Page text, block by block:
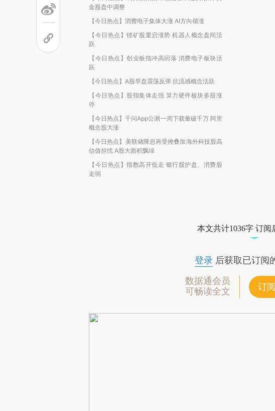
金股盘中调整
【今日热点】消费电子集体大涨 AI方向领涨
【今日热点】锂矿股重启涨势 机器人概念盘间活
跃
【今日热点】创业板指冲高回落 消费电子板块活
跃
【今日热点】A股早盘震荡反弹 抗流感概念活跃
【今日热点】股指集体走强 算力硬件板块多股涨
停
【今日热点】千问App公测一周下载量破千万 阿里
概念股大涨
【今日热点】美联储降息再受挫叠加海外科技股高
估值担忧 A股大面积飘绿
【今日热点】指数高开低走 银行股护盘、消费股
走弱
本文共计1036字 订阅
登录后获取已订阅
数据通会员
可畅读全文
订